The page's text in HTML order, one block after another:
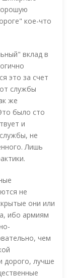
кое-что
вклад в
это за счет
службы
же
было сто
и
не
Лишь
не
они или
ибо армиям
чем
дорого, лучше